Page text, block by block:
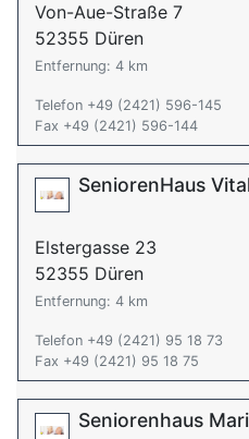
Von-Aue-Straße 7
52355 Düren
Entfernung: 4 km
Telefon +49 (2421) 596-145
Fax +49 (2421) 596-144
SeniorenHaus
Elstergasse 23
52355 Düren
Entfernung: 4 km
Telefon +49 (2421) 95 18 73
Fax +49 (2421) 95 18 75
Seniorenhaus